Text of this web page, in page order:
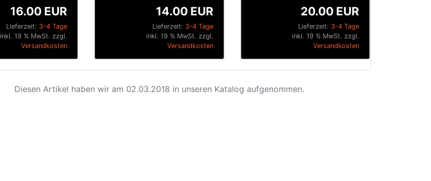
Lieferzeit: 3-4 Tage
16.00 EUR
inkl. 19 % MwSt. zzgl.
Versandkosten
Lieferzeit: 3-4 Tage
14.00 EUR
inkl. 19 % MwSt. zzgl.
Versandkosten
Lieferzeit: 3-4 Tage
20.00 EUR
inkl. 19 % MwSt. zzgl.
Versandkosten
Diesen Artikel haben wir am 02.03.2018 in unseren Katalog aufgenommen.